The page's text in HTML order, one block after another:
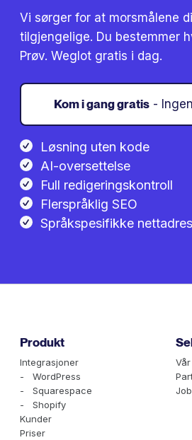
Vi sørger for at morsmålene
tilgjengelige. Du bestemmer
Prøv. Weglot gratis i dag.
Kom i gang gratis -
Løsning uten kode
AI-oversettelse
Full redigeringskontroll
Flerspråklig SEO
Språkspesifikke
Produkt
Integrasjoner
- WordPress
- Squarespace
- Shopify
Kunder
Priser